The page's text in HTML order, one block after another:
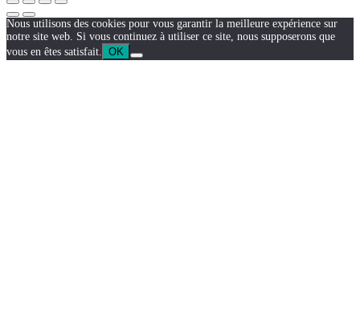
Nous utilisons des cookies pour vous garantir la meilleure expérience sur
notre site web. Si vous continuez à utiliser ce site, nous supposerons que
vous en êtes satisfait.
OK